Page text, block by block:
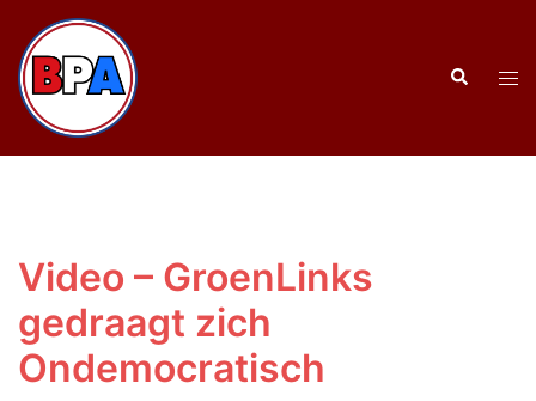
naar
de
inhoud
Zoeken
Video – GroenLinks
gedraagt zich
Ondemocratisch